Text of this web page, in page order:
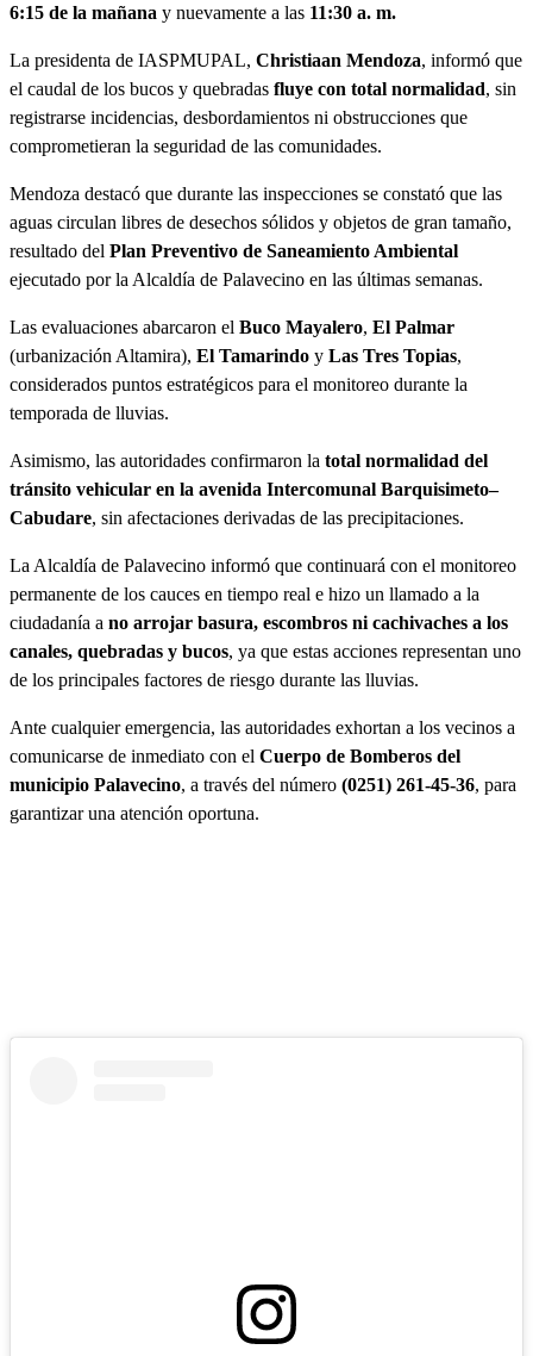
6:15 de la mañana y nuevamente a las 11:30 a. m.
La presidenta de IASPMUPAL, Christiaan Mendoza, informó que
el caudal de los bucos y quebradas fluye con total normalidad, sin
registrarse incidencias, desbordamientos ni obstrucciones que
comprometieran la seguridad de las comunidades.
Mendoza destacó que durante las inspecciones se constató que las
aguas circulan libres de desechos sólidos y objetos de gran tamaño,
resultado del Plan Preventivo de Saneamiento Ambiental
ejecutado por la Alcaldía de Palavecino en las últimas semanas.
Las evaluaciones abarcaron el Buco Mayalero, El Palmar
(urbanización Altamira), El Tamarindo y Las Tres Topias,
considerados puntos estratégicos para el monitoreo durante la
temporada de lluvias.
Asimismo, las autoridades confirmaron la total normalidad del
tránsito vehicular en la avenida Intercomunal Barquisimeto–
Cabudare, sin afectaciones derivadas de las precipitaciones.
La Alcaldía de Palavecino informó que continuará con el monitoreo
permanente de los cauces en tiempo real e hizo un llamado a la
ciudadanía a no arrojar basura, escombros ni cachivaches a los
canales, quebradas y bucos, ya que estas acciones representan uno
de los principales factores de riesgo durante las lluvias.
Ante cualquier emergencia, las autoridades exhortan a los vecinos a
comunicarse de inmediato con el Cuerpo de Bomberos del
municipio Palavecino, a través del número (0251) 261-45-36, para
garantizar una atención oportuna.